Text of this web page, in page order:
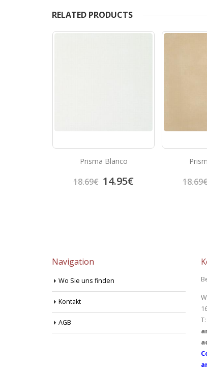
RELATED PRODUCTS
Prisma Blanco
18.69€ 14.95€ 18.69
Navigation
Wo Sie uns finden
Kontakt
AGB
T: